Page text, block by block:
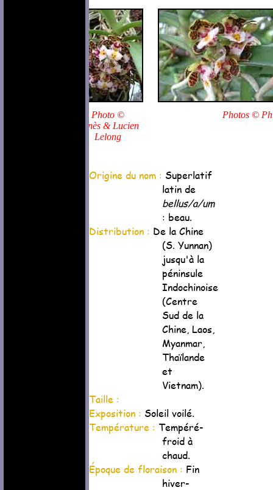
Photo ©
Agnès & Lucien
Lelong
Photos ©
Origine du nom : Superlatif
latin de
bellus/a/um
: beau.
Distribution : De la Chine
(S. Yunnan)
jusqu'à la
péninsule
Indochinoise
(Centre
Sud de la
Chine, Laos,
Myanmar,
Thaïlande
et
Vietnam).
Taille :
Exposition : Soleil voilé.
Température : Tempéré-
froid à
chaud.
Époque de floraison : Fin
hiver-